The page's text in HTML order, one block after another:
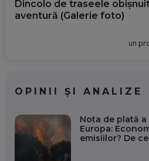
Dincolo de traseele
aventură (Galerie foto)
un
OPINII ȘI ANALIZE
Nota de plată
Europa:
emisiilor? De